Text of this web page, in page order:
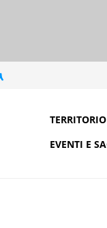
TERRITORIO
EVENTI E